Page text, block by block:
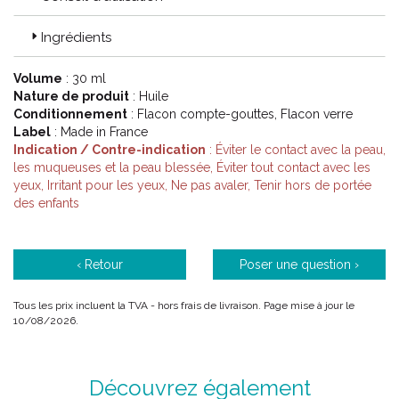
vieillissement.
Code ACL : 8003702
Code EAN : 3264680037023
Ingrédients
Volume : 30 ml
Nature de produit : Huile
Conditionnement : Flacon compte-gouttes, Flacon verre
Label : Made in France
Indication / Contre-indication : Éviter le contact avec la peau,
les muqueuses et la peau blessée, Éviter tout contact avec les
yeux, Irritant pour les yeux, Ne pas avaler, Tenir hors de portée
des enfants
‹ Retour Poser une question ›
Tous les prix incluent la TVA - hors frais de livraison. Page mise à jour le
10/08/2026.
Découvrez également